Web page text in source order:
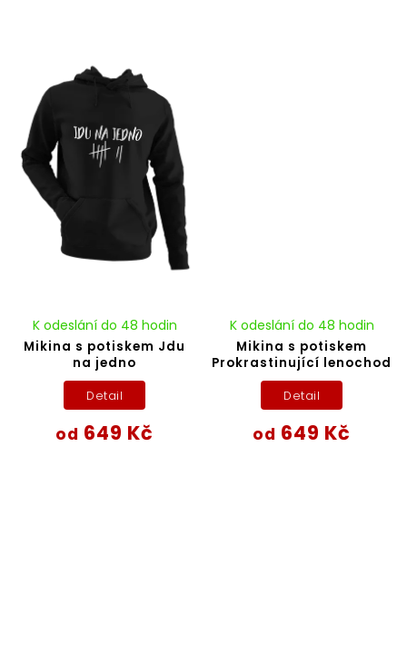
Mikina s potiskem Jdu
na jedno
K odeslání do 48 hodin
od 649 Kč
Detail
Mikina s potiskem
Prokrastinující lenochod
K odeslání do 48 hodin
od 649 Kč
Detail